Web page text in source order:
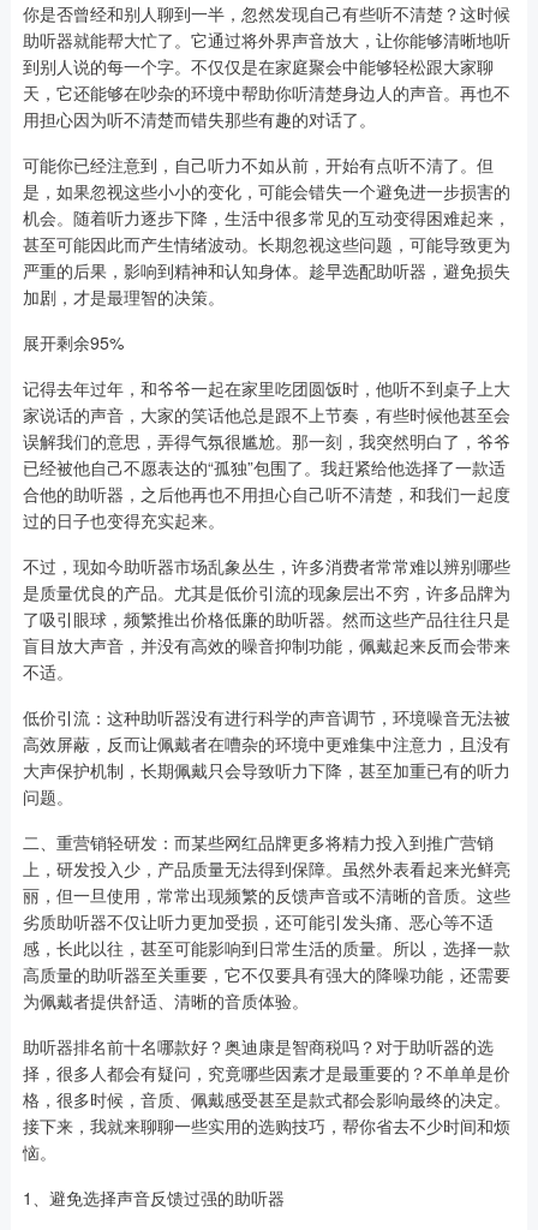
你是否曾经和别人聊到一半，忽然发现自己有些听不清楚？这时候
助听器就能帮大忙了。它通过将外界声音放大，让你能够清晰地听
到别人说的每一个字。不仅仅是在家庭聚会中能够轻松跟大家聊
天，它还能够在吵杂的环境中帮助你听清楚身边人的声音。再也不
用担心因为听不清楚而错失那些有趣的对话了。
可能你已经注意到，自己听力不如从前，开始有点听不清了。但
是，如果忽视这些小小的变化，可能会错失一个避免进一步损害的
机会。随着听力逐步下降，生活中很多常见的互动变得困难起来，
甚至可能因此而产生情绪波动。长期忽视这些问题，可能导致更为
严重的后果，影响到精神和认知身体。趁早选配助听器，避免损失
加剧，才是最理智的决策。
展开剩余95%
记得去年过年，和爷爷一起在家里吃团圆饭时，他听不到桌子上大
家说话的声音，大家的笑话他总是跟不上节奏，有些时候他甚至会
误解我们的意思，弄得气氛很尴尬。那一刻，我突然明白了，爷爷
已经被他自己不愿表达的“孤独”包围了。我赶紧给他选择了一款适
合他的助听器，之后他再也不用担心自己听不清楚，和我们一起度
过的日子也变得充实起来。
不过，现如今助听器市场乱象丛生，许多消费者常常难以辨别哪些
是质量优良的产品。尤其是低价引流的现象层出不穷，许多品牌为
了吸引眼球，频繁推出价格低廉的助听器。然而这些产品往往只是
盲目放大声音，并没有高效的噪音抑制功能，佩戴起来反而会带来
不适。
低价引流：这种助听器没有进行科学的声音调节，环境噪音无法被
高效屏蔽，反而让佩戴者在嘈杂的环境中更难集中注意力，且没有
大声保护机制，长期佩戴只会导致听力下降，甚至加重已有的听力
问题。
二、重营销轻研发：而某些网红品牌更多将精力投入到推广营销
上，研发投入少，产品质量无法得到保障。虽然外表看起来光鲜亮
丽，但一旦使用，常常出现频繁的反馈声音或不清晰的音质。这些
劣质助听器不仅让听力更加受损，还可能引发头痛、恶心等不适
感，长此以往，甚至可能影响到日常生活的质量。所以，选择一款
高质量的助听器至关重要，它不仅要具有强大的降噪功能，还需要
为佩戴者提供舒适、清晰的音质体验。
助听器排名前十名哪款好？奥迪康是智商税吗？对于助听器的选
择，很多人都会有疑问，究竟哪些因素才是最重要的？不单单是价
格，很多时候，音质、佩戴感受甚至是款式都会影响最终的决定。
接下来，我就来聊聊一些实用的选购技巧，帮你省去不少时间和烦
恼。
1、避免选择声音反馈过强的助听器